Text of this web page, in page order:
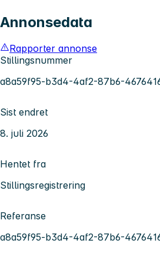
Annonsedata
Rapporter annonse
Stillingsnummer
a8a59f95-b3d4-4af2-87b6-
Sist endret
8. juli 2026
Hentet fra
Stillingsregistrering
Referanse
a8a59f95-b3d4-4af2-87b6-